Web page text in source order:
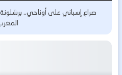
صراع إسباني على أوناحي..